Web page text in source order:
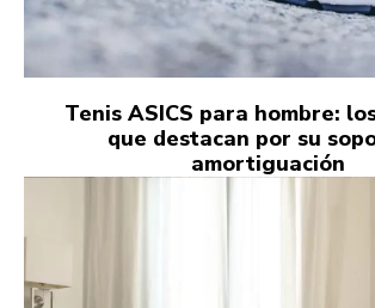
Tenis ASICS para hombre:
que destacan por su
amortiguación